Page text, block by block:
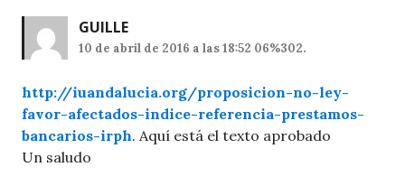
GUILLE
10 de abril de 2016 a las 18:52 06%302.
http://iuandalucia.org/proposicion-no-ley-
favor-afectados-indice-referencia-prestamos-
bancarios-irph. Aquí está el texto aprobado
Un saludo